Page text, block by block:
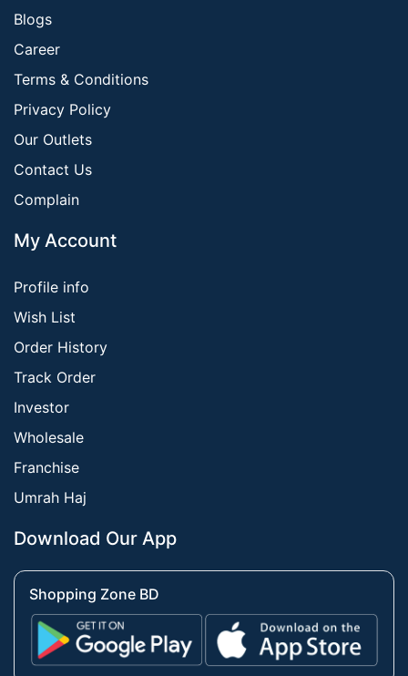
Blogs
Career
Terms & Conditions
Privacy Policy
Our Outlets
Contact Us
Complain
My Account
Profile info
Wish List
Order History
Track Order
Investor
Wholesale
Franchise
Umrah Haj
Download Our App
Shopping Zone BD